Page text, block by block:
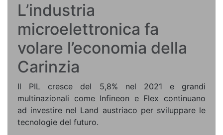
L’industria
microelettronica fa
volare l’economia della
Carinzia
Il PIL cresce del 5,8% nel 2021 e grandi
multinazionali come Infineon e Flex continuano
ad investire nel Land austriaco per sviluppare le
tecnologie del futuro.